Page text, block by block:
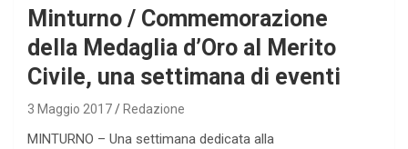
Minturno / Commemorazione
della Medaglia d’Oro al Merito
Civile, una settimana di eventi
3 Maggio 2017 Redazione
MINTURNO – Una settimana dedicata alla